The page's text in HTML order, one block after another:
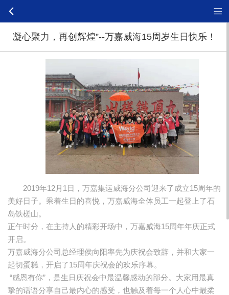
凝心聚力，再创辉煌”--万嘉威海15周岁生日快乐！
2019年12月1日，万嘉集运威海分公司迎来了成立15周年的
美好日子。乘着生日的喜悦，万嘉威海全体员工一起登上了石
岛铁槎山。
正午时分，在主持人的精彩开场中，万嘉威海15周年年庆正式
开启。
万嘉威海分公司总经理侯向阳率先为庆祝会致辞，并和大家一
起切蛋糕，开启了15周年庆祝会的欢乐序幕。
“感恩有你”，是生日庆祝会中最温馨感动的部分。大家用最真
挚的话语分享自己最内心的感受，也触及着每一个人心中最柔